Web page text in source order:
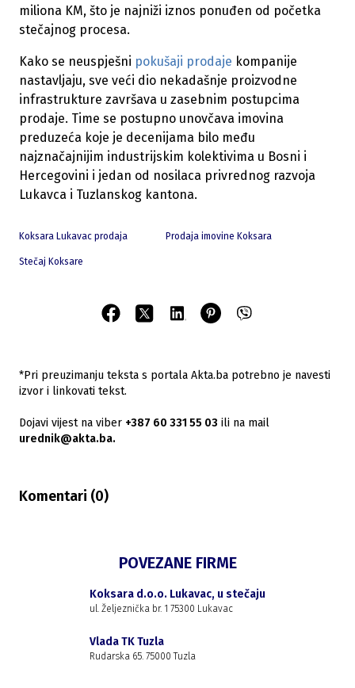
miliona KM, što je najniži iznos ponuđen od početka
stečajnog procesa.
Kako se neuspješni pokušaji prodaje kompanije
nastavljaju, sve veći dio nekadašnje proizvodne
infrastrukture završava u zasebnim postupcima
prodaje. Time se postupno unovčava imovina
preduzeća koje je decenijama bilo među
najznačajnijim industrijskim kolektivima u Bosni i
Hercegovini i jedan od nosilaca privrednog razvoja
Lukavca i Tuzlanskog kantona.
Koksara Lukavac prodaja Prodaja imovine Koksara
Stečaj Koksare
*Pri preuzimanju teksta s portala Akta.ba potrebno je navesti
izvor i linkovati tekst.
Dojavi vijest na viber +387 60 331 55 03 ili na mail
urednik@akta.ba.
Komentari (0)
POVEZANE FIRME
Koksara d.o.o. Lukavac, u stečaju
ul. Željeznička br. 1 75300 Lukavac
Vlada TK Tuzla
Rudarska 65. 75000 Tuzla